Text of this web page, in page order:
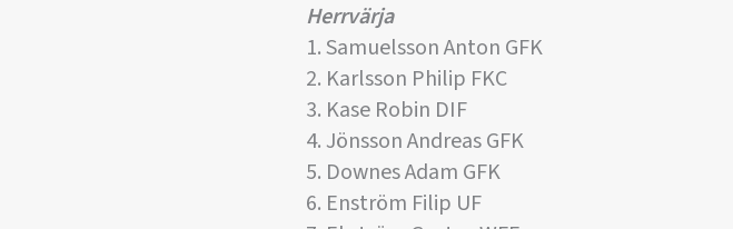
Herrvärja
1. Samuelsson Anton GFK
2. Karlsson Philip FKC
3. Kase Robin DIF
4. Jönsson Andreas GFK
5. Downes Adam GFK
6. Enström Filip UF